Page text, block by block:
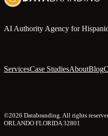
AI Authority Agency for
ServicesCase StudiesAboutBlog
©2026 Databranding. All rights
ORLANDO FLORIDA 32801